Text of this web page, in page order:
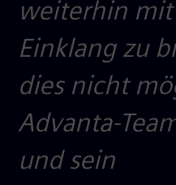
weiterhin mit
Einklang zu
dies nicht
Advanta-
und sein